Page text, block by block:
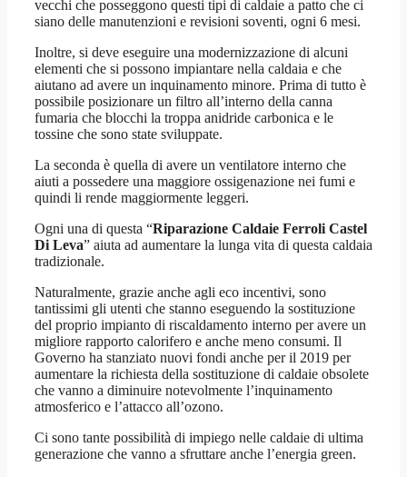
vecchi che posseggono questi tipi di caldaie a patto che ci
siano delle manutenzioni e revisioni soventi, ogni 6 mesi.
Inoltre, si deve eseguire una modernizzazione di alcuni
elementi che si possono impiantare nella caldaia e che
aiutano ad avere un inquinamento minore. Prima di tutto è
possibile posizionare un filtro all’interno della canna
fumaria che blocchi la troppa anidride carbonica e le
tossine che sono state sviluppate.
La seconda è quella di avere un ventilatore interno che
aiuti a possedere una maggiore ossigenazione nei fumi e
quindi li rende maggiormente leggeri.
Ogni una di questa “Riparazione Caldaie Ferroli Castel
Di Leva” aiuta ad aumentare la lunga vita di questa caldaia
tradizionale.
Naturalmente, grazie anche agli eco incentivi, sono
tantissimi gli utenti che stanno eseguendo la sostituzione
del proprio impianto di riscaldamento interno per avere un
migliore rapporto calorifero e anche meno consumi. Il
Governo ha stanziato nuovi fondi anche per il 2019 per
aumentare la richiesta della sostituzione di caldaie obsolete
che vanno a diminuire notevolmente l’inquinamento
atmosferico e l’attacco all’ozono.
Ci sono tante possibilità di impiego nelle caldaie di ultima
generazione che vanno a sfruttare anche l’energia green.